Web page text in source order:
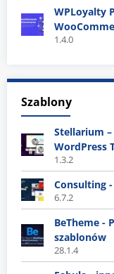
WPLoyalty
1.4.0
Szablony
Stellarium
WordPress
1.3.2
Consulting
6.7.2
BeTheme -
szablonów
28.1.4